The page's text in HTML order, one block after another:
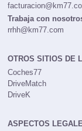
Trabaja con
rrhh@km77.com
OTROS SITIOS DE
Coches77
DriveMatch
DriveK
ASPECTOS